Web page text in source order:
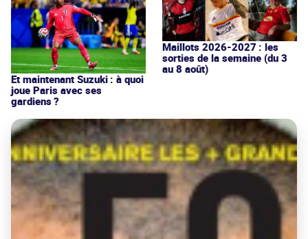
Et maintenant Suzuki : à quoi
joue Paris avec ses
gardiens ?
Maillots 2026-2027 : les
sorties de la semaine (du 3
au 8 août)